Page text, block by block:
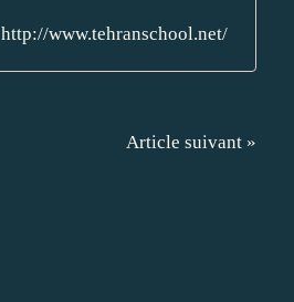
http://www.tehranschool.net/
Article suivant »